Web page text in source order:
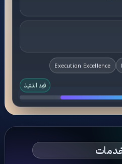
Execution Excellence
قيد التنفيذ